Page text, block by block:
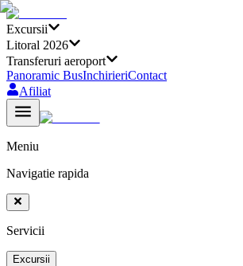
Excursii
Litoral 2026
Transferuri aeroport
Panoramic BusInchirieriContact
Afiliat
Meniu
Navigatie rapida
Servicii
Excursii